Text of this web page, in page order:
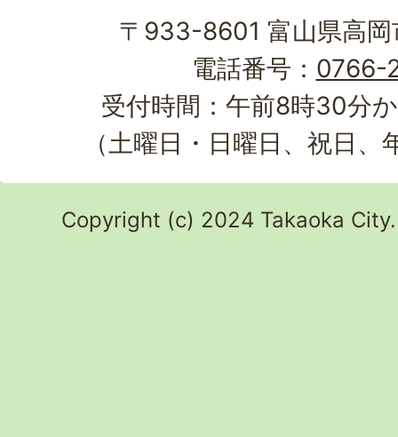
〒933-8601 富山県高
電話番号： 0766-
受付時間：午前8時30分
（土曜日・日曜日、祝日
Copyright (c) 2024 Takaoka